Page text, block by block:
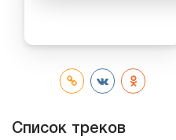
Список треков